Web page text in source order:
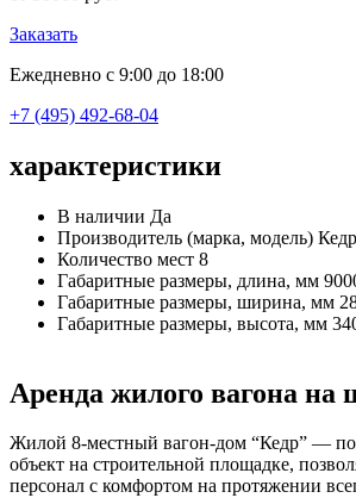
Заказать
Ежедневно с 9:00 до 18:00
+7 (495) 492-68-04
характеристики
В наличии Да
Производитель (марка, модель) Кедр
Количество мест 8
Габаритные размеры, длина, мм
Габаритные размеры, ширина, мм
Габаритные размеры, высота, мм
Аренда жилого вагона
Жилой 8-местный вагон-дом “Кедр” —
объект на строительной площадке,
персонал с комфортом на протяжении